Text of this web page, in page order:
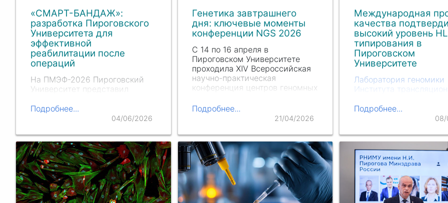
«СМАРТ-БАНДАЖ»:
разработка Пироговского
Университета для
эффективной
реабилитации после
операций
На ПМЭФ-2026 Пироговский
Университет представил
медицинское изделие для
предоперационной подготовки
абдоминальной хирургии.
Подробнее...
04/06/2026
Генетика завтрашнего
дня: ключевые моменты
конференции NGS 2026
С 14 по 16 апреля в
Пироговском Университете
проходила XIV Всероссийская
научно-практическая
конференция центров геномных
участие ученые, врачи и
технологические эксперты,
современные достижения и
перспективы…
Подробнее...
21/04/2026
Международная
качества
высокий уровень
типирования в
Пироговском
Университете
Лаборатория геномики
Института
Университета
сертификат EFI по HLA-
разрешении по итогам
внешнего контроля
external proficiency
(EPT). EFI, Европейская
федерация…
Подробнее...